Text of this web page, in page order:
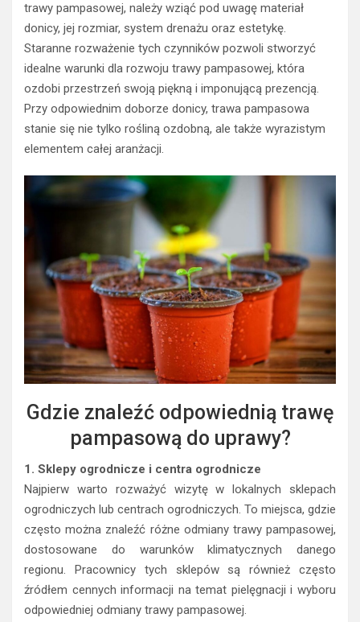
trawy pampasowej, należy wziąć pod uwagę materiał
donicy, jej rozmiar, system drenażu oraz estetykę.
Staranne rozważenie tych czynników pozwoli stworzyć
idealne warunki dla rozwoju trawy pampasowej, która
ozdobi przestrzeń swoją piękną i imponującą prezencją.
Przy odpowiednim doborze donicy, trawa pampasowa
stanie się nie tylko rośliną ozdobną, ale także wyrazistym
elementem całej aranżacji.
Gdzie znaleźć odpowiednią trawę
pampasową do uprawy?
1. Sklepy ogrodnicze i centra ogrodnicze
Najpierw warto rozważyć wizytę w lokalnych sklepach
ogrodniczych lub centrach ogrodniczych. To miejsca, gdzie
często można znaleźć różne odmiany trawy pampasowej,
dostosowane do warunków klimatycznych danego
regionu. Pracownicy tych sklepów są również często
źródłem cennych informacji na temat pielęgnacji i wyboru
odpowiedniej odmiany trawy pampasowej.